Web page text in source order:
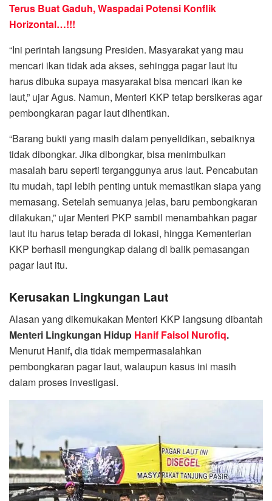
Terus Buat Gaduh, Waspadai Potensi Konflik
Horizontal…!!!
“Ini perintah langsung Presiden. Masyarakat yang mau
mencari ikan tidak ada akses, sehingga pagar laut itu
harus dibuka supaya masyarakat bisa mencari ikan ke
laut,” ujar Agus. Namun, Menteri KKP tetap bersikeras agar
pembongkaran pagar laut dihentikan.
“Barang bukti yang masih dalam penyelidikan, sebaiknya
tidak dibongkar. Jika dibongkar, bisa menimbulkan
masalah baru seperti terganggunya arus laut. Pencabutan
itu mudah, tapi lebih penting untuk memastikan siapa yang
memasang. Setelah semuanya jelas, baru pembongkaran
dilakukan,” ujar Menteri PKP sambil menambahkan pagar
laut itu harus tetap berada di lokasi, hingga Kementerian
KKP berhasil mengungkap dalang di balik pemasangan
pagar laut itu.
Kerusakan Lingkungan Laut
Alasan yang dikemukakan Menteri KKP langsung dibantah
Menteri Lingkungan Hidup Hanif Faisol Nurofiq.
Menurut Hanif,dia tidak mempermasalahkan
pembongkaran pagar laut, walaupun kasus ini masih
dalam proses investigasi.